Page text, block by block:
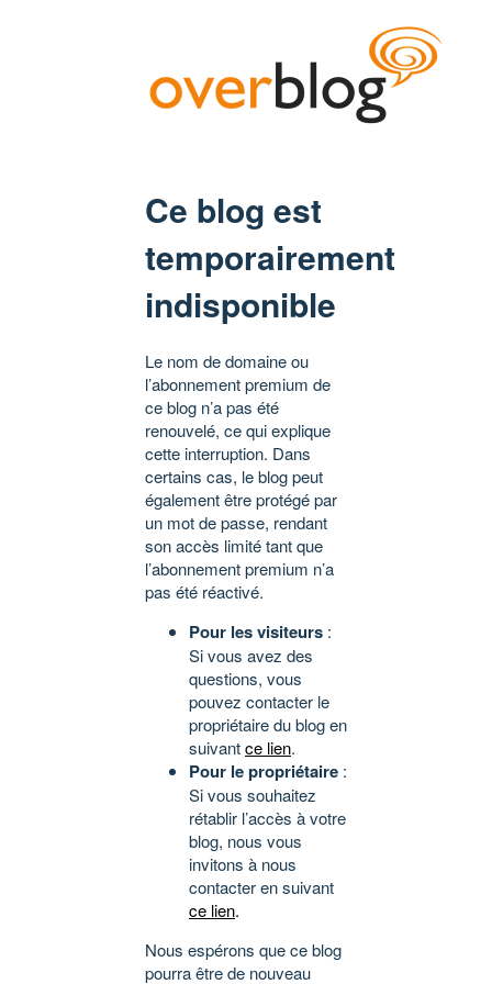
Ce blog est
temporairement
indisponible
Le nom de domaine ou
l’abonnement premium de
ce blog n’a pas été
renouvelé, ce qui explique
cette interruption. Dans
certains cas, le blog peut
également être protégé par
un mot de passe, rendant
son accès limité tant que
l’abonnement premium n’a
pas été réactivé.
Pour les visiteurs :
Si vous avez des
questions, vous
pouvez contacter le
propriétaire du blog en
suivantce lien.
Pour le propriétaire :
Si vous souhaitez
rétablir l’accès à votre
blog, nous vous
invitons à nous
contacter en suivant
ce lien.
Nous espérons que ce blog
pourra être de nouveau